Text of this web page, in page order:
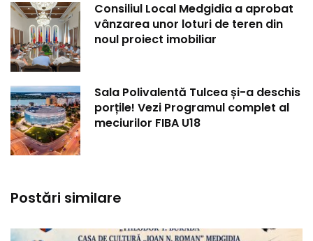
Consiliul Local Medgidia a aprobat
vânzarea unor loturi de teren din
noul proiect imobiliar
Sala Polivalentă Tulcea și-a deschis
porțile! Vezi Programul complet al
meciurilor FIBA U18
Postări similare